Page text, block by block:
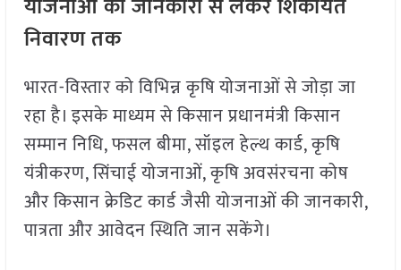
योजनाओं की जानकारी से लेकर शिकायत
निवारण तक
भारत-विस्तार को विभिन्न कृषि योजनाओं से जोड़ा जा
रहा है। इसके माध्यम से किसान प्रधानमंत्री किसान
सम्मान निधि, फसल बीमा, सॉइल हेल्थ कार्ड, कृषि
यंत्रीकरण, सिंचाई योजनाओं, कृषि अवसंरचना कोष
और किसान क्रेडिट कार्ड जैसी योजनाओं की जानकारी,
पात्रता और आवेदन स्थिति जान सकेंगे।